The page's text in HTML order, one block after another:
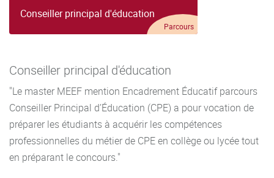
Conseiller principal d'éducation
Parcours
Conseiller principal d'éducation
"Le master MEEF mention Encadrement Éducatif parcours
Conseiller Principal d’Éducation (CPE) a pour vocation de
préparer les étudiants à acquérir les compétences
professionnelles du métier de CPE en collège ou lycée tout
en préparant le concours."